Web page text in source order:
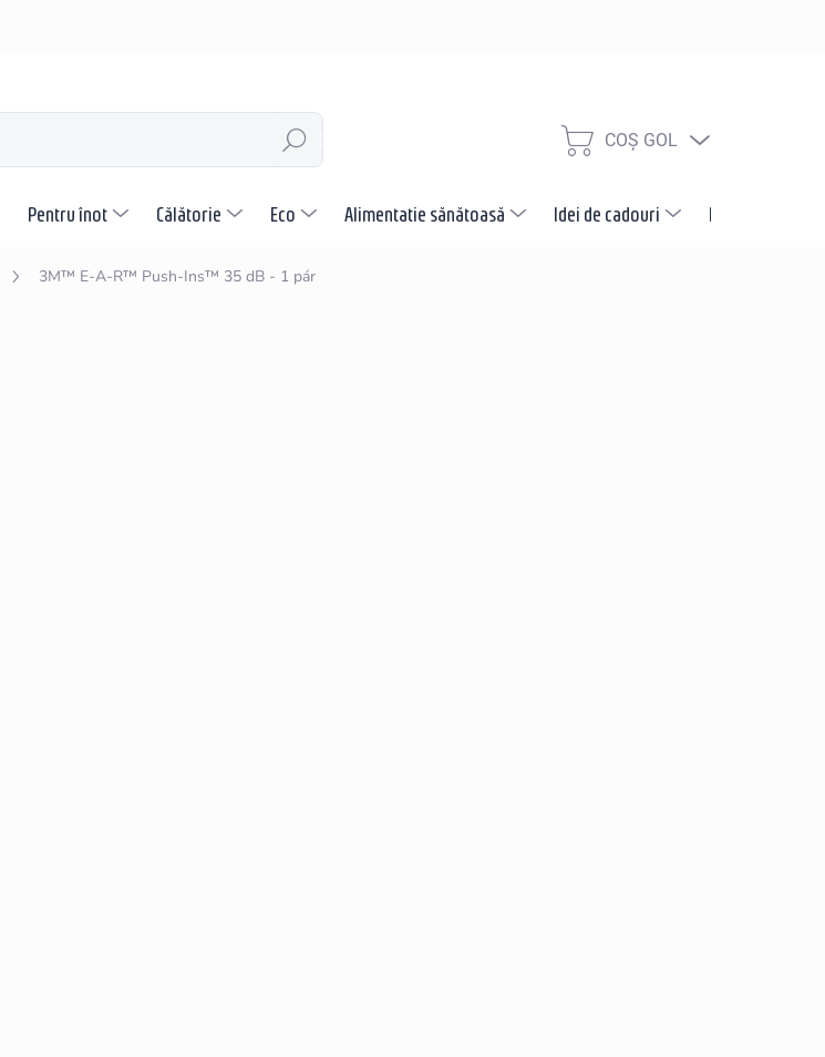
CĂUTARE
COŞ
COŞ GOL
Pentru înot Călătorie Eco Alimentatie sănătoasă Idei de cadouri Promotii
3M™ E-A-R™ Push-Ins™ 35 dB - 1 pár